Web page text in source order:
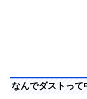
なんでダストっ